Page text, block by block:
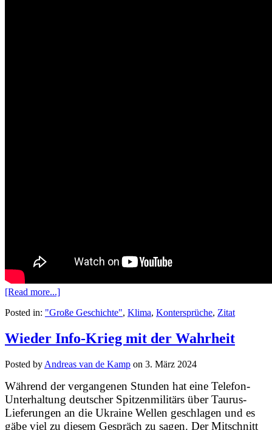
[Read more...]
Posted in: "Große Geschichte", Klima, Kontersprüche, Zitat
Wieder Info-Krieg mit der Wahrheit
Posted by Andreas van de Kamp on 3. März 2024
Während der vergangenen Stunden hat eine Telefon-
Unterhaltung deutscher Spitzenmilitärs über Taurus-
Lieferungen an die Ukraine Wellen geschlagen und es
gäbe viel zu diesem Gespräch zu sagen. Der Mitschnitt